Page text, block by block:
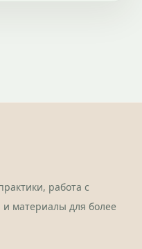
работа с
материалы для более